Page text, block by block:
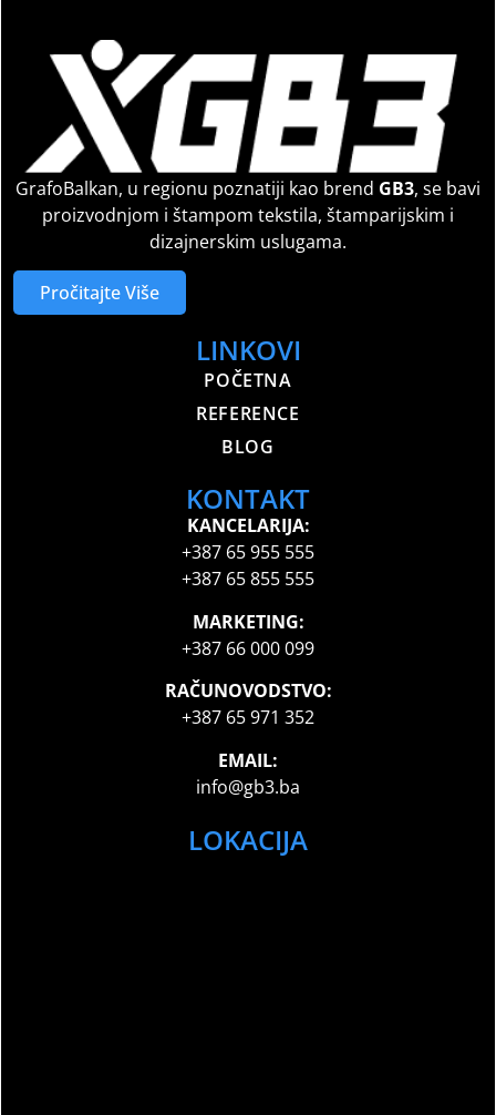
GrafoBalkan, u regionu poznatiji kao brend GB3, se bavi
proizvodnjom i štampom tekstila, štamparijskim i
dizajnerskim uslugama.
Pročitajte Više
LINKOVI
POČETNA
REFERENCE
BLOG
KONTAKT
KANCELARIJA:
+387 65 955 555
+387 65 855 555
MARKETING:
+387 66 000 099
RAČUNOVODSTVO:
+387 65 971 352
EMAIL:
info@gb3.ba
LOKACIJA